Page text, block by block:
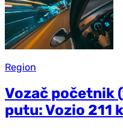
Region
Vozač početnik
putu: Vozio 211